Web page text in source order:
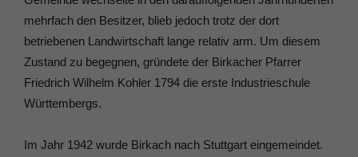
mehrfach den Besitzer, blieb jedoch trotz der dort
betriebenen Landwirtschaft lange relativ arm. Um diesem
Zustand zu begegnen, gründete der Birkacher Pfarrer
Friedrich Wilhelm Kohler 1794 die erste Industrieschule
Württembergs.
Im Jahr 1942 wurde Birkach nach Stuttgart eingemeindet.